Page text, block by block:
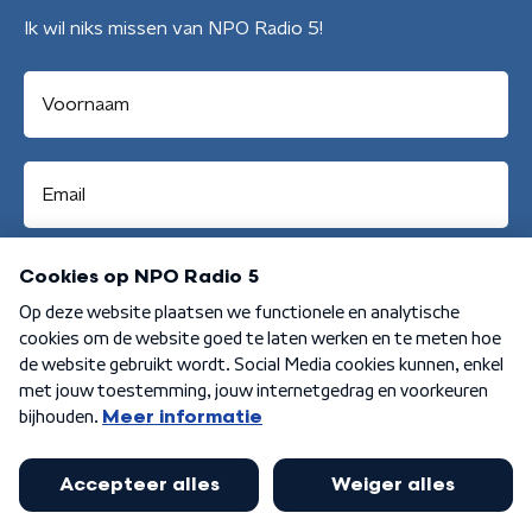
Ik wil niks missen van NPO Radio 5!
Aanmelden
Algemene voorwaarden